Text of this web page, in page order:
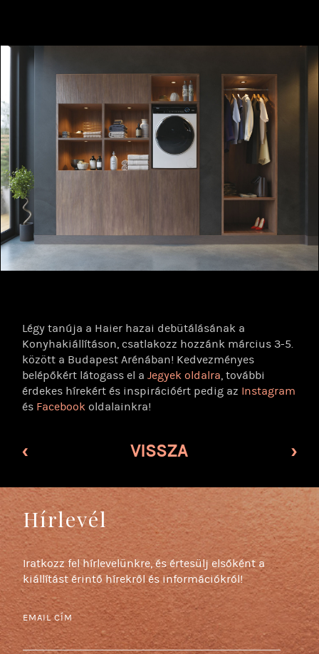
Légy tanúja a Haier hazai debütálásának a
Konyhakiállításon, csatlakozz hozzánk március 3-5.
között a Budapest Arénában! Kedvezményes
belépőkért látogass el aJegyek oldalra, további
érdekes hírekért és inspirációért pedig az Instagram
és Facebookoldalainkra!
‹ VISSZA ›
Hírlevél
Iratkozz fel hírlevelünkre, és értesülj elsőként a
kiállítást érintő hírekről és információkról!
EMAIL CÍM